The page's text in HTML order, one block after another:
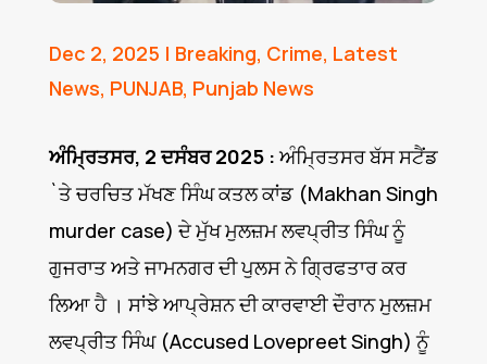
Dec 2, 2025 | Breaking, Crime, Latest
News, PUNJAB, Punjab News
ਅੰਮ੍ਰਿਤਸਰ, 2 ਦਸੰਬਰ 2025 : ਅੰਮ੍ਰਿਤਸਰ ਬੱਸ ਸਟੈਂਡ
`ਤੇ ਚਰਚਿਤ ਮੱਖਣ ਸਿੰਘ ਕਤਲ ਕਾਂਡ (Makhan Singh
murder case) ਦੇ ਮੁੱਖ ਮੁਲਜ਼ਮ ਲਵਪ੍ਰੀਤ ਸਿੰਘ ਨੂੰ
ਗੁਜਰਾਤ ਅਤੇ ਜਾਮਨਗਰ ਦੀ ਪੁਲਸ ਨੇ ਗ੍ਰਿਫਤਾਰ ਕਰ
ਲਿਆ ਹੈ । ਸਾਂਝੇ ਆਪ੍ਰੇਸ਼ਨ ਦੀ ਕਾਰਵਾਈ ਦੌਰਾਨ ਮੁਲਜ਼ਮ
ਲਵਪ੍ਰੀਤ ਸਿੰਘ (Accused Lovepreet Singh) ਨੂੰ